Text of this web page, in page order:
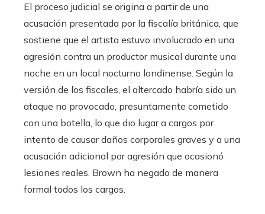
El proceso judicial se origina a partir de una
acusación presentada por la fiscalía británica, que
sostiene que el artista estuvo involucrado en una
agresión contra un productor musical durante una
noche en un local nocturno londinense. Según la
versión de los fiscales, el altercado habría sido un
ataque no provocado, presuntamente cometido
con una botella, lo que dio lugar a cargos por
intento de causar daños corporales graves y a una
acusación adicional por agresión que ocasionó
lesiones reales. Brown ha negado de manera
formal todos los cargos.